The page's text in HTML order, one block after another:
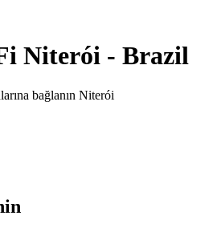
Niterói - Brazil
bağlanın Niterói